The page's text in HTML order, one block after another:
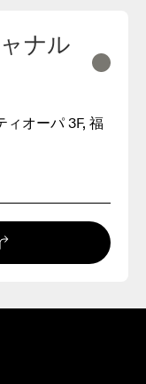
ナル
ィオーパ 3F, 福